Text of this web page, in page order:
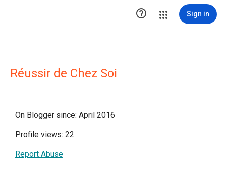
 Sign in
Réussir de Chez Soi
On Blogger since: April 2016
Profile views: 22
Report Abuse